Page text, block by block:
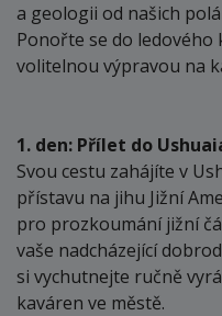
a geologii od našich
Ponořte se do
volitelnou výpravou na
1. den: Přílet do
Svou cestu zahájíte v
přístavu na jihu Jižní
pro prozkoumání jižní
vaše nadcházející
si vychutnejte ručně
kaváren ve městě.